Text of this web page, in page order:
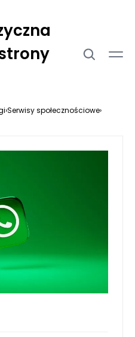
›Serwisy społecznościowe›